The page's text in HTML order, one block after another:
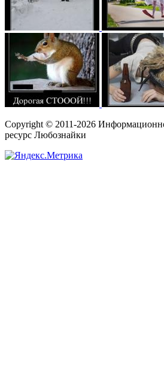
Copyright © 2011-2026
ресурс Любознайки